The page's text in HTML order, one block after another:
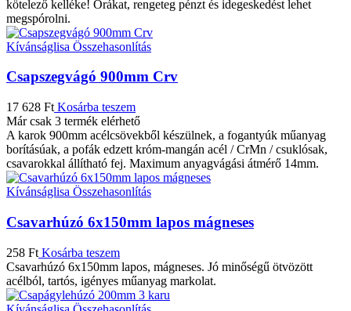
kötelező kelléke! Órákat, rengeteg pénzt és idegeskedést lehet
megspórolni.
Kívánságlisa Összehasonlítás
Csapszegvágó 900mm Crv
17 628 Ft Kosárba teszem
Már csak 3 termék elérhető
A karok 900mm acélcsövekből készülnek, a fogantyúk műanyag
borításúak, a pofák edzett króm-mangán acél / CrMn / csuklósak,
csavarokkal állítható fej. Maximum anyagvágási átmérő 14mm.
Kívánságlisa Összehasonlítás
Csavarhúzó 6x150mm lapos mágneses
258 Ft Kosárba teszem
Csavarhúzó 6x150mm lapos, mágneses. Jó minőségű ötvözött
acélból, tartós, igényes műanyag markolat.